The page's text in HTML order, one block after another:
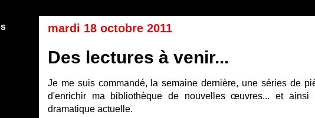
mardi 18 octobre 2011
Des lectures à venir...
Je me suis commandé, la semaine dernière, une séries de
d'enrichir ma bibliothèque de nouvelles œuvres... et
dramatique actuelle.